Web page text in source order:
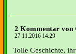
2 Kommentar von
27.11.2016 14:29
Tolle Geschichte,